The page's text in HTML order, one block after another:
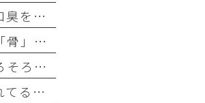
ガムやアメは逆効果？口臭を「ごまかす人」と「治す人」の決定的な違い
非常にお伝えしずらい「骨」の話・・・骨は元には戻せない？
対処療法は終わり！そろそろ本気でお口の健康とは何かを考えませんか
噛めない入れ歯って入れてる意味ありますか？